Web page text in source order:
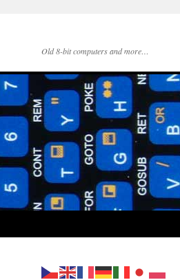
Old 8-bit computers and more…